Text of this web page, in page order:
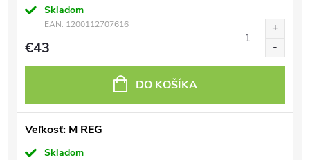
Skladom
EAN: 1200112707616
€43
DO KOŠÍKA
Veľkosť: M REG
Skladom